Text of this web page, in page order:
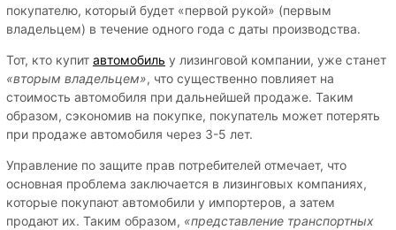
покупателю, который будет «первой рукой» (первым
владельцем) в течение одного года с даты производства.
Тот, кто купит автомобиль у лизинговой компании, уже станет
«вторым владельцем», что существенно повлияет на
стоимость автомобиля при дальнейшей продаже. Таким
образом, сэкономив на покупке, покупатель может потерять
при продаже автомобиля через 3-5 лет.
Управление по защите прав потребителей отмечает, что
основная проблема заключается в лизинговых компаниях,
которые покупают автомобили у импортеров, а затем
продают их. Таким образом, «представление транспортных